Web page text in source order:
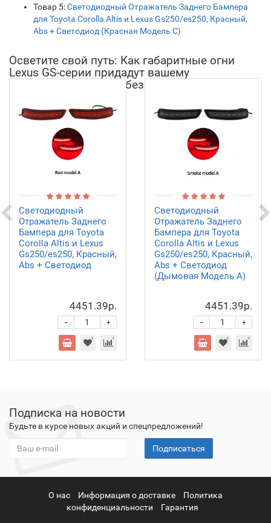
Товар 5:Светодиодный Отражатель Заднего Бампера
для Toyota Corolla Altis и Lexus Gs250/es250, Красный,
Abs + Светодиод (Красная Модель C)
Осветите свой путь: Как габаритные огни
Lexus GS-серии придадут вашему
автомобилю стиль и безопасность!
Светодиодный
Отражатель Заднего
Бампера для Toyota
Corolla Altis и Lexus
Gs250/es250, Красный,
Abs + Светодиод
4451.39р.
+
-
Светодиодный
Отражатель Заднего
Бампера для Toyota
Corolla Altis и Lexus
Gs250/es250, Красный,
Abs + Светодиод
(Дымовая Модель A)
4451.39р.
+
-
Подписка на новости
Будьте в курсе новых акций и спецпредложений!
Подписаться
О нас Информация о доставке
Политика
конфиденциальности
Гарантия